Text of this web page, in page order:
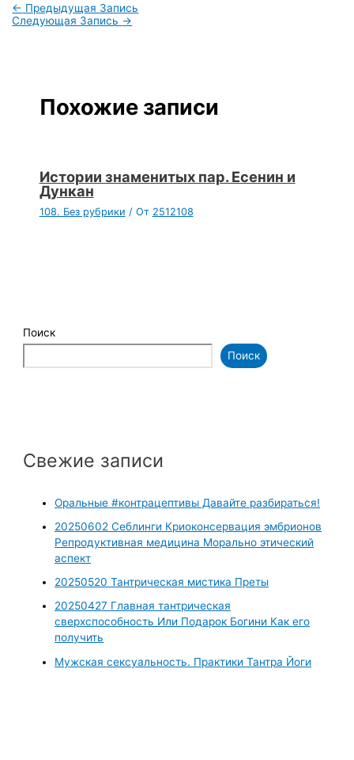
← Предыдущая Запись
Следующая Запись →
Похожие записи
Истории знаменитых пар. Есенин и
Дункан
108. Без рубрики / От 2512108
Поиск
Поиск
Свежие записи
Оральные #контрацептивы Давайте разбираться!
20250602 Себлинги Криоконсервация эмбрионов
Репродуктивная медицина Морально этический
аспект
20250520 Тантрическая мистика Преты
20250427 Главная тантрическая
сверхспособность Или Подарок Богини Как его
получить
Мужская сексуальность. Практики Тантра Йоги